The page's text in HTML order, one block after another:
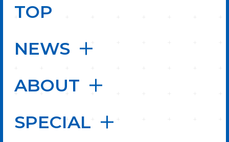
TOP
NEWS
ABOUT
SPECIAL